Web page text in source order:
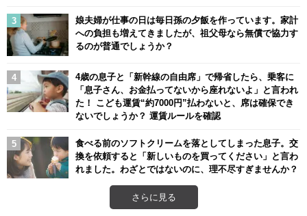
娘夫婦が仕事の日は毎日孫の夕飯を作っています。家計
への負担も増えてきましたが、祖父母なら無償で協力す
るのが普通でしょうか？
4歳の息子と「新幹線の自由席」で帰省したら、乗客に
「息子さん、お金払ってないから座れないよ」と言われ
た！ こども運賃“約7000円”払わないと、席は確保でき
ないでしょうか？ 運賃ルールを確認
食べる前のソフトクリームを落としてしまった息子。交
換を依頼すると「新しいものを買ってください」と言わ
れました。わざとではないのに、理不尽すぎませんか？
さらに見る